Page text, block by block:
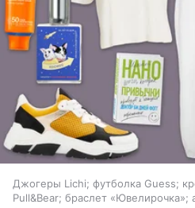
Джогеры Lichi; футболка Guess;
Pull&Bear; браслет